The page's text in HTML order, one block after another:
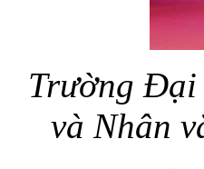
Trường Đại
và Nhân